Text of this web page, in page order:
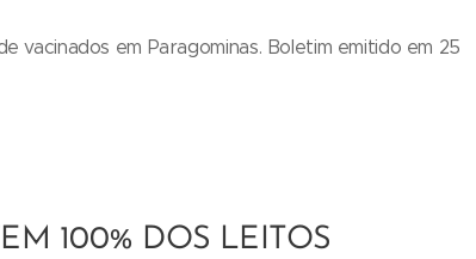
vacinados em Paragominas. Boletim emitido em 25
100% DOS LEITOS